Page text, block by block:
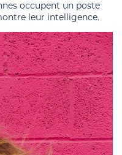
occupent un poste
leur intelligence.